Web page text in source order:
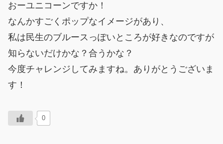
おーユニコーンですか！
なんかすごくポップなイメージがあり、
私は民生のブルースっぽいところが好きなのですが
知らないだけかな？合うかな？
今度チャレンジしてみますね。ありがとうございま
す！
0